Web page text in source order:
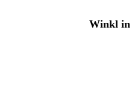
Winkl in